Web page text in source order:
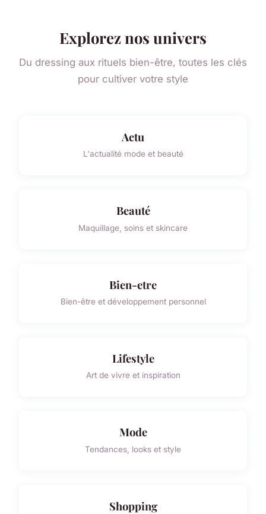
Explorez nos univers
Du dressing aux rituels bien-être, toutes les clés
pour cultiver votre style
Actu
L'actualité mode et beauté
Beauté
Maquillage, soins et skincare
Bien-etre
Bien-être et développement personnel
Lifestyle
Art de vivre et inspiration
Mode
Tendances, looks et style
Shopping